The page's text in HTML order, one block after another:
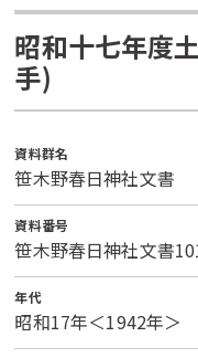
昭和十七年度
手)
資料群名
笹木野春日神社文書
資料番号
笹木野春日神社文書
年代
昭和17年＜1942年＞